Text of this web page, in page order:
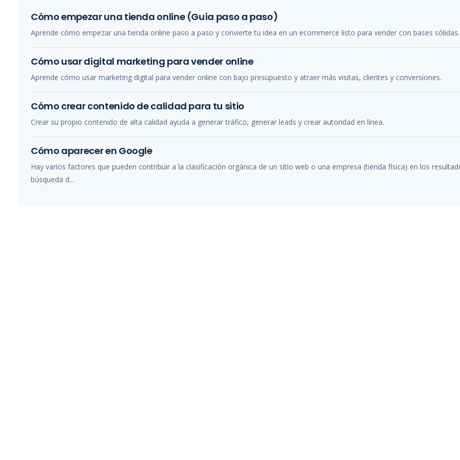
Cómo empezar una tienda online (Guía paso a paso)
Aprende cómo empezar una tienda online paso a paso y convierte tu idea en un ecommerce listo para vender con bases sólidas.
Cómo usar digital marketing para vender online
Aprende cómo usar marketing digital para vender online con bajo presupuesto y atraer más visitas, clientes y conversiones.
Cómo crear contenido de calidad para tu sitio
Crear su propio contenido de alta calidad ayuda a generar tráfico, generar leads y crear autoridad en línea.
Cómo aparecer en Google
Hay varios factores que pueden contribuir a la clasificación orgánica de un sitio web o una empresa (tienda física) en los
búsqueda d...